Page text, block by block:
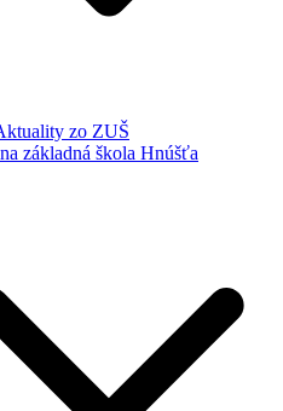
zo ZUŠ
základná škola Hnúšťa